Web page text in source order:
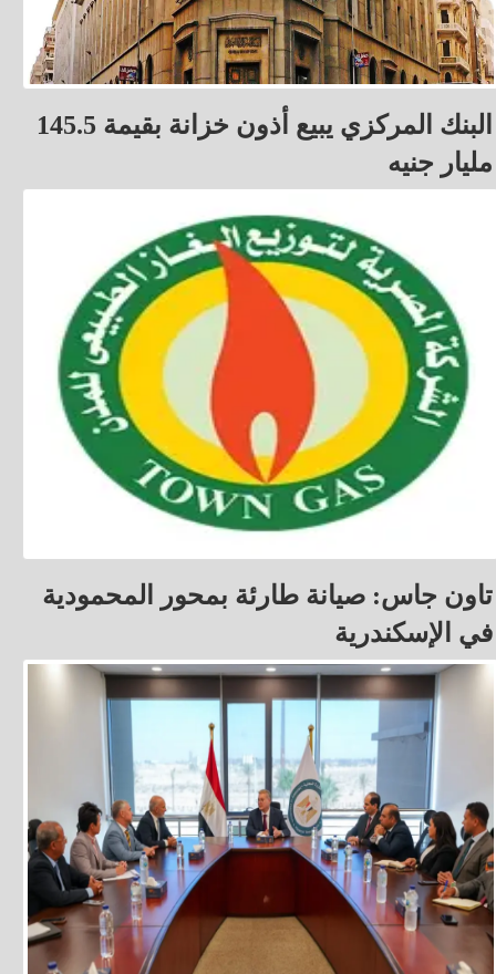
البنك المركزي يبيع أذون خزانة بقيمة 145.5
مليار جنيه
تاون جاس: صيانة طارئة بمحور المحمودية
في الإسكندرية